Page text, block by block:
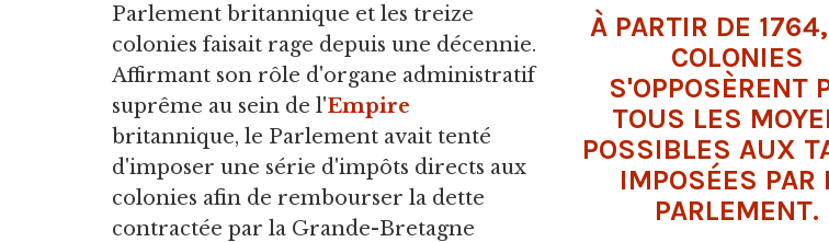
À PARTIR DE
COLONIES
S'OPPOSÈRENT
TOUS LES
POSSIBLES AUX
IMPOSÉES PAR
PARLEMENT.
Parlement britannique et les treize
colonies faisait rage depuis une décennie.
Affirmant son rôle d'organe administratif
suprême au sein de l'Empire
britannique, le Parlement avait tenté
d'imposer une série d'impôts directs aux
colonies afin de rembourser la dette
contractée par la Grande-Bretagne